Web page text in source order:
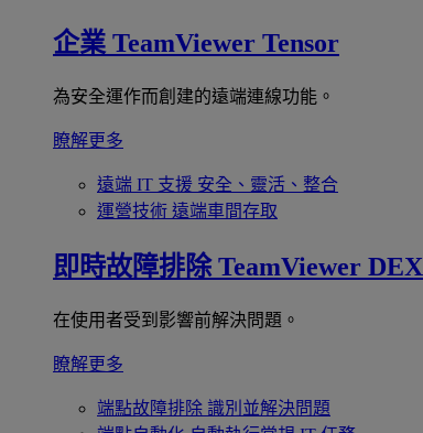
企業 TeamViewer Tensor
為安全運作而創建的遠端連線功能。
瞭解更多
遠端 IT 支援 安全、靈活、整合
運營技術 遠端車間存取
即時故障排除 TeamViewer DEX
在使用者受到影響前解決問題。
瞭解更多
端點故障排除 識別並解決問題